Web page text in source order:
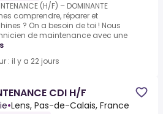
(H/F) – DOMINANTE
comprendre, réparer et
? On a besoin de toi ! Nous
de maintenance avec une
: il y a 22 jours
CDI H/F
•Lens, Pas-de-Calais, France